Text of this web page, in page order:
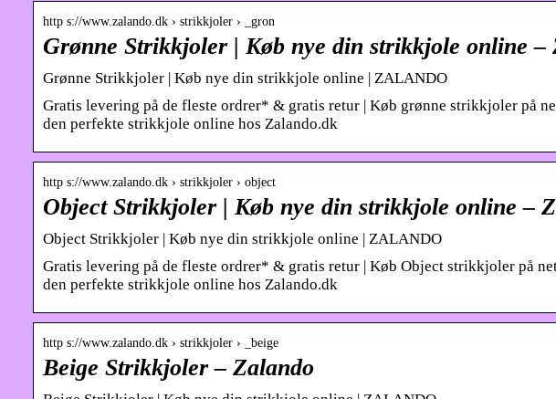
http s://www.zalando.dk › strikkjoler › _gron
Grønne Strikkjoler | Køb nye din strikkjole online –
Grønne Strikkjoler | Køb nye din strikkjole online | ZALANDO
Gratis levering på de fleste ordrer* & gratis retur | Køb grønne strikkjoler på
den perfekte strikkjole online hos Zalando.dk
http s://www.zalando.dk › strikkjoler › object
Object Strikkjoler | Køb nye din strikkjole online –
Object Strikkjoler | Køb nye din strikkjole online | ZALANDO
Gratis levering på de fleste ordrer* & gratis retur | Køb Object strikkjoler på
den perfekte strikkjole online hos Zalando.dk
http s://www.zalando.dk › strikkjoler › _beige
Beige Strikkjoler – Zalando